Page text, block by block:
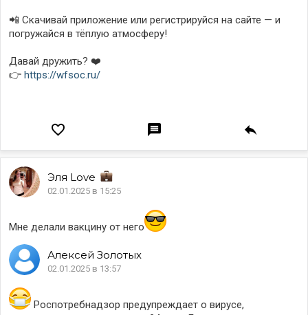
‎📲 Скачивай приложение или регистрируйся на сайте — и
погружайся в тёплую атмосферу!
‎Давай дружить? ❤️
‎👉 https://wfsoc.ru/
Эля Love
02.01.2025 в 15:25
Мне делали вакцину от него
Алексей Золотых
02.01.2025 в 13:57
Роспотребнадзор предупреждает о вирусе,